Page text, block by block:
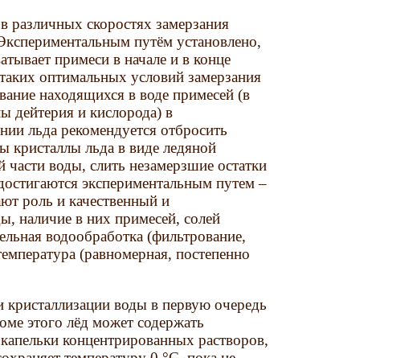
различных скоростях замерзания
путём установлено,
примеси в начале и в конце
оптимальных условий замерзания
находящихся в воде примесей (в
дейтерия и кислорода) в
льда рекомендуется отбросить
кристаллы льда в виде ледяной
части воды, слить незамерзшие остатки
экспериментальным путем –
роль и качественный и
наличие в них примесей, солей
водообработка (фильтрование,
(равномерная, постепенно
воды в первую очередь
этого лёд может содержать
концентрированных растворов,